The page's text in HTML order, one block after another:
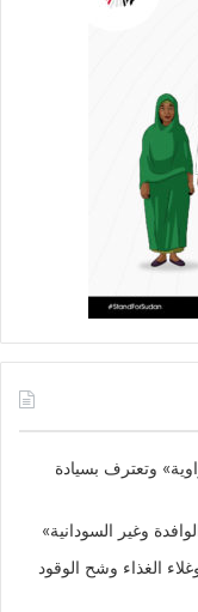
وتعترف بسيادة
وغير السودانية»
الغذاء وشح الوقود